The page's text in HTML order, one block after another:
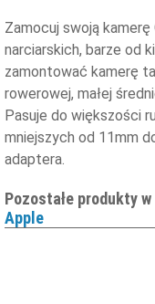
Zamocuj swoją
narciarskich, barze od
zamontować kamerę
rowerowej, małej
Pasuje do większości
mniejszych od 11mm
adaptera.
Pozostałe produkty
Apple